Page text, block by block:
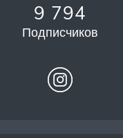
9 794
Подписчиков